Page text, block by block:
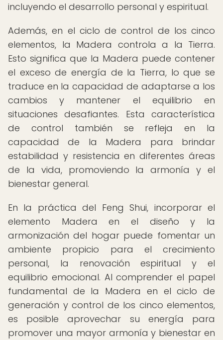
incluyendo el desarrollo personal y espiritual.
Además, en el ciclo de control de los cinco
elementos, la Madera controla a la Tierra.
Esto significa que la Madera puede contener
el exceso de energía de la Tierra, lo que se
traduce en la capacidad de adaptarse a los
cambios y mantener el equilibrio en
situaciones desafiantes. Esta característica
de control también se refleja en la
capacidad de la Madera para brindar
estabilidad y resistencia en diferentes áreas
de la vida, promoviendo la armonía y el
bienestar general.
En la práctica del Feng Shui, incorporar el
elemento Madera en el diseño y la
armonización del hogar puede fomentar un
ambiente propicio para el crecimiento
personal, la renovación espiritual y el
equilibrio emocional. Al comprender el papel
fundamental de la Madera en el ciclo de
generación y control de los cinco elementos,
es posible aprovechar su energía para
promover una mayor armonía y bienestar en